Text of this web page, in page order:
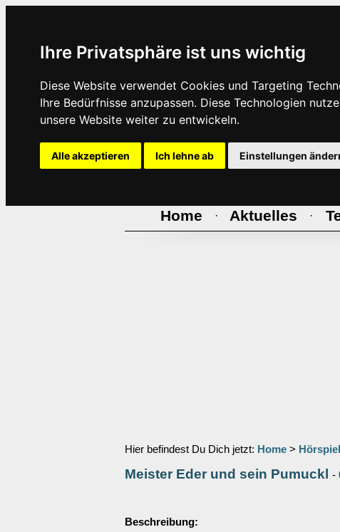
Ihre Privatsphäre ist uns wichtig
Diese Website verwendet Cookies und Targeting
Ihre Bedürfnisse anzupassen. Diese Technologien
unsere Website weiter zu entwickeln.
Alle akzeptieren Ich lehne ab Einstellungen
Home · Aktuelles ·
Hier befindest Du Dich jetzt: Home >
Meister Eder und sein Pumuckl -
Beschreibung: